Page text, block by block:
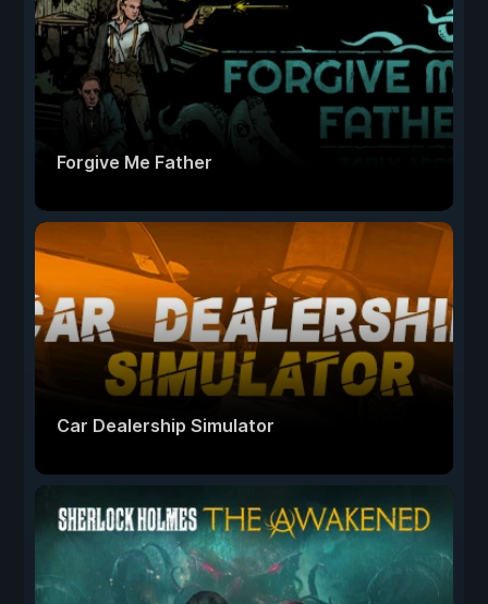
Forgive Me Father
Car Dealership Simulator